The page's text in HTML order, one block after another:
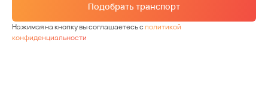
Подобрать транспорт
Нажимая на кнопку вы соглашаетесь сполитикой
конфиденциальности